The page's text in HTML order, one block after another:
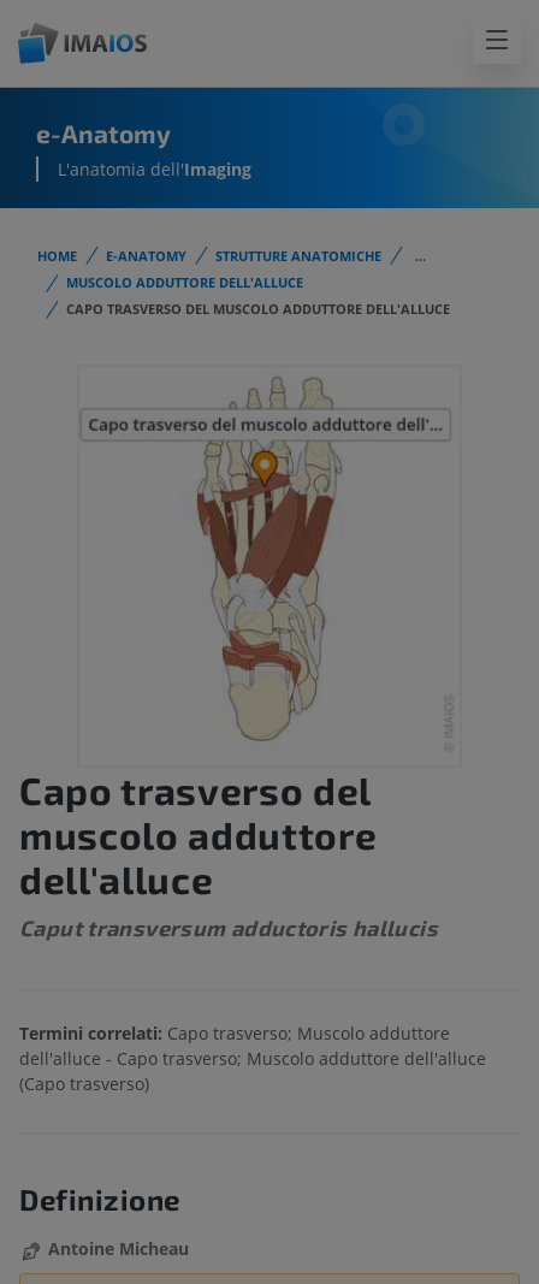
e-Anatomy
L'anatomia dell'Imaging
HOME E-ANATOMY STRUTTURE ANATOMICHE
...
MUSCOLO ADDUTTORE DELL'ALLUCE
CAPO TRASVERSO DEL MUSCOLO ADDUTTORE DELL'ALLUCE
Capo trasverso del
muscolo adduttore
dell'alluce
Caput transversum adductoris hallucis
Termini correlati: Capo trasverso; Muscolo adduttore
dell'alluce - Capo trasverso; Muscolo adduttore dell'alluce
(Capo trasverso)
Definizione
Antoine Micheau